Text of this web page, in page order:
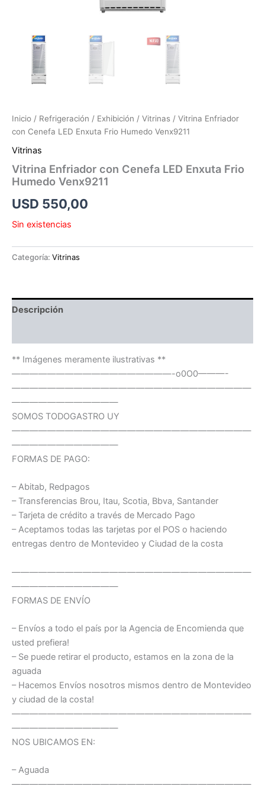
Inicio / Refrigeración / Exhibición / Vitrinas / Vitrina Enfriador
con Cenefa LED Enxuta Frio Humedo Venx9211
Vitrinas
Vitrina Enfriador con Cenefa LED Enxuta Frio
Humedo Venx9211
USD 550,00
Sin existencias
Categoría: Vitrinas
Descripción
** Imágenes meramente ilustrativas **
——————————————————-o0O0———-
———————————————————————————
————————————
SOMOS TODOGASTRO UY
———————————————————————————
————————————
FORMAS DE PAGO:
– Abitab, Redpagos
– Transferencias Brou, Itau, Scotia, Bbva, Santander
– Tarjeta de crédito a través de Mercado Pago
– Aceptamos todas las tarjetas por el POS o haciendo
entregas dentro de Montevideo y Ciudad de la costa
———————————————————————————
————————————
FORMAS DE ENVÍO
– Envíos a todo el país por la Agencia de Encomienda que
usted prefiera!
– Se puede retirar el producto, estamos en la zona de la
aguada
– Hacemos Envíos nosotros mismos dentro de Montevideo
y ciudad de la costa!
———————————————————————————
————————————
NOS UBICAMOS EN:
– Aguada
———————————————————————————